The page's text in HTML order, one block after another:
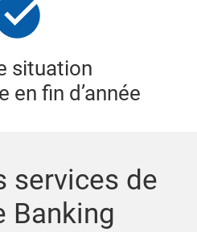
situation
en fin d’année
services de
Banking